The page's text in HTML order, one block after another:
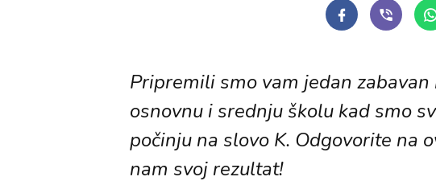
Pripremili smo vam jedan
osnovnu i srednju školu kad smo
počinju na slovo K. Odgovorite na
nam svoj rezultat!